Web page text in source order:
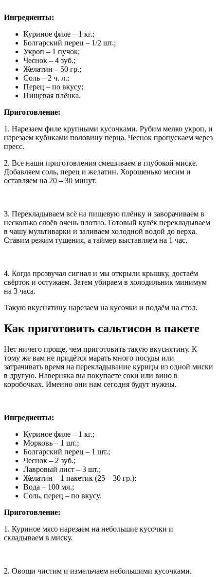
Ингредиенты:
Куриное филе – 1 кг.;
Болгарский перец – 1/2 шт.;
Укроп – 1 пучок;
Чеснок – 4 зуб.;
Желатин – 50 гр.;
Соль – 2 ч. л.;
Перец – по вкусу;
Пищевая плёнка.
Приготовление:
1. Нарезаем филе крупными кусочками. Рубим мелко укроп, и
нарезаем кубиками половину перца. Чеснок пропускаем через
пресс.
2. Все наши приготовления смешиваем в глубокой миске.
Добавляем соль, перец и желатин. Хорошенько месим и
оставляем на 20 – 30 минут.
3. Перекладываем всё на пищевую плёнку и заворачиваем в
несколько слоёв очень плотно. Готовый кулёк перекладываем
в чашу мультиварки и заливаем холодной водой до верха.
Ставим режим тушения, а таймер выставляем на 1 час.
4. Когда прозвучал сигнал и мы открыли крышку, достаём
свёрток и остужаем. Затем убираем в холодильник минимум
на 3 часа.
Такую вкуснятину нарезаем на кусочки и подаём на стол.
Как приготовить сальтисон в пакете
Нет ничего проще, чем приготовить такую вкуснятину. К
тому же вам не придётся марать много посуды или
затрачивать время на перекладывание курицы из одной миски
в другую. Наверняка вы покупаете соки или вино в
коробочках. Именно они нам сегодня будут нужны.
Ингредиенты:
Куриное филе – 1 кг.;
Морковь – 1 шт.;
Болгарский перец – 1 шт.;
Чеснок – 2 зуб.;
Лавровый лист – 3 шт.;
Желатин – 1 пакетик (25 – 30 гр.);
Вода – 100 мл.;
Соль, перец – по вкусу.
Приготовление:
1. Куриное мясо нарезаем на небольшие кусочки и
складываем в миску.
2. Овощи чистим и измельчаем небольшими кусочками.